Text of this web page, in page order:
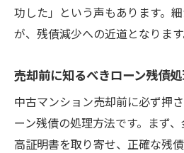
功した」という声もあります。
が、残債減少への近道となります
売却前に知るべきローン残債
中古マンション売却前に必ず押
ーン残債の処理方法です。まず
高証明書を取り寄せ、正確な残